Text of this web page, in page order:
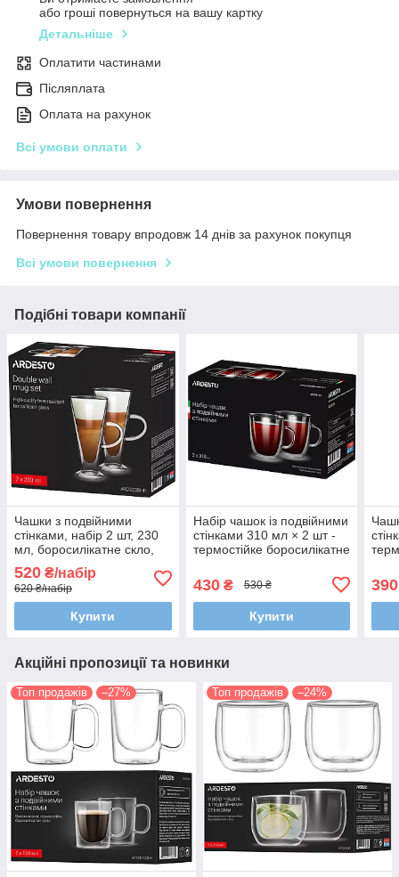
або гроші повернуться на вашу картку
Детальніше
Оплатити частинами
Післяплата
Оплата на рахунок
Всі умови оплати
Умови повернення
Повернення товару впродовж 14 днів за рахунок покупця
Всі умови повернення
Подібні товари компанії
Чашки з подвійними
стінками, набір 2 шт, 230
мл, боросилікатне скло,
520 ₴/набір
620 ₴/набір
Купити
Набір чашок із подвійними
стінками 310 мл × 2 шт -
термостійке боросилікатне
кави, чаю та десертів
430₴ 530 ₴
Купити
390
Акційні пропозиції та новинки
Топ продажів –27% Топ продажів –24%